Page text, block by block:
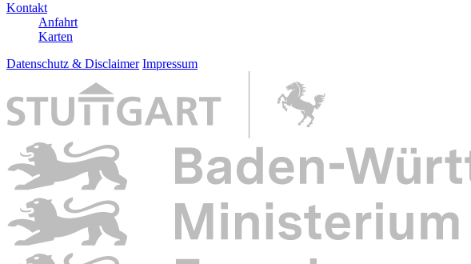
Kontakt
Anfahrt
Karten
Datenschutz & Disclaimer Impressum